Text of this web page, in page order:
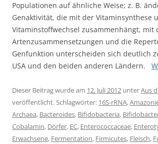
Populationen auf ähnliche Weise; z. B.
Genaktivität, die mit der Vitaminsynthese
Vitaminstoffwechsel zusammenhängt, mit
Artenzusammensetzungen und die
Genfunktion unterscheiden sich deutlich
USA und den beiden anderen Ländern.
Dieser Beitrag wurde am 12. Juli 2012 unterAus
veröffentlicht. Schlagwörter: 16S-rRNA,
Archaea, Bacteroides, Bifidobacteria,
Cobalamin, Dörfer, EC, Enterococcaceae,
Erwachsene, Fermentation, Firmicutes, Fleisch,